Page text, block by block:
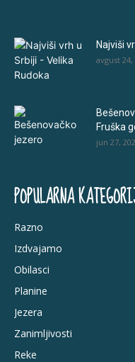
Najviši
avgust 24,
Fruška
jun 27,
POPULARNA
Razno
Izdvajamo
Obilasci
Planine
Jezera
Zanimljivosti
Reke